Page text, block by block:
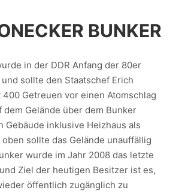
BUNKER
in der DDR Anfang der 80er
sollte den Staatschef Erich
Getreuen vor einen Atomschlag
dem Gelände über dem Bunker
Gebäude inklusive Heizhaus als
oben sollte das Gelände unauffällig
wurde im Jahr 2008 das letzte
Ziel der heutigen Besitzer ist es,
öffentlich zugänglich zu